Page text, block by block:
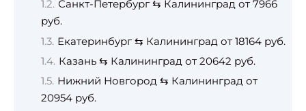
Санкт-Петербург ⇆ Калининград от 7966
руб.
Екатеринбург ⇆ Калининград от 18164 руб.
Казань ⇆ Калининград от 20642 руб.
Нижний Новгород ⇆ Калининград от
20954 руб.